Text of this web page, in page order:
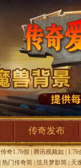
传奇发布
传奇1.76假 腾讯视频如
1.76
热门传奇简 弦月梦影简
天